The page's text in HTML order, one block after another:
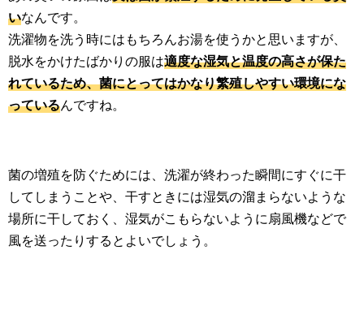
いなんです。
洗濯物を洗う時にはもちろんお湯を使うかと思いますが、
脱水をかけたばかりの服は適度な湿気と温度の高さが保た
れているため、菌にとってはかなり繁殖しやすい環境にな
っているんですね。
菌の増殖を防ぐためには、洗濯が終わった瞬間にすぐに干
してしまうことや、干すときには湿気の溜まらないような
場所に干しておく、湿気がこもらないように扇風機などで
風を送ったりするとよいでしょう。
サイト情報